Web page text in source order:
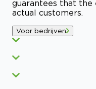
guarantees that the
actual customers.
Voor bedrijven